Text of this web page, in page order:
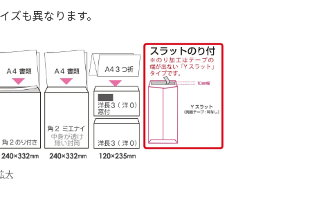
ズも異なります。
大